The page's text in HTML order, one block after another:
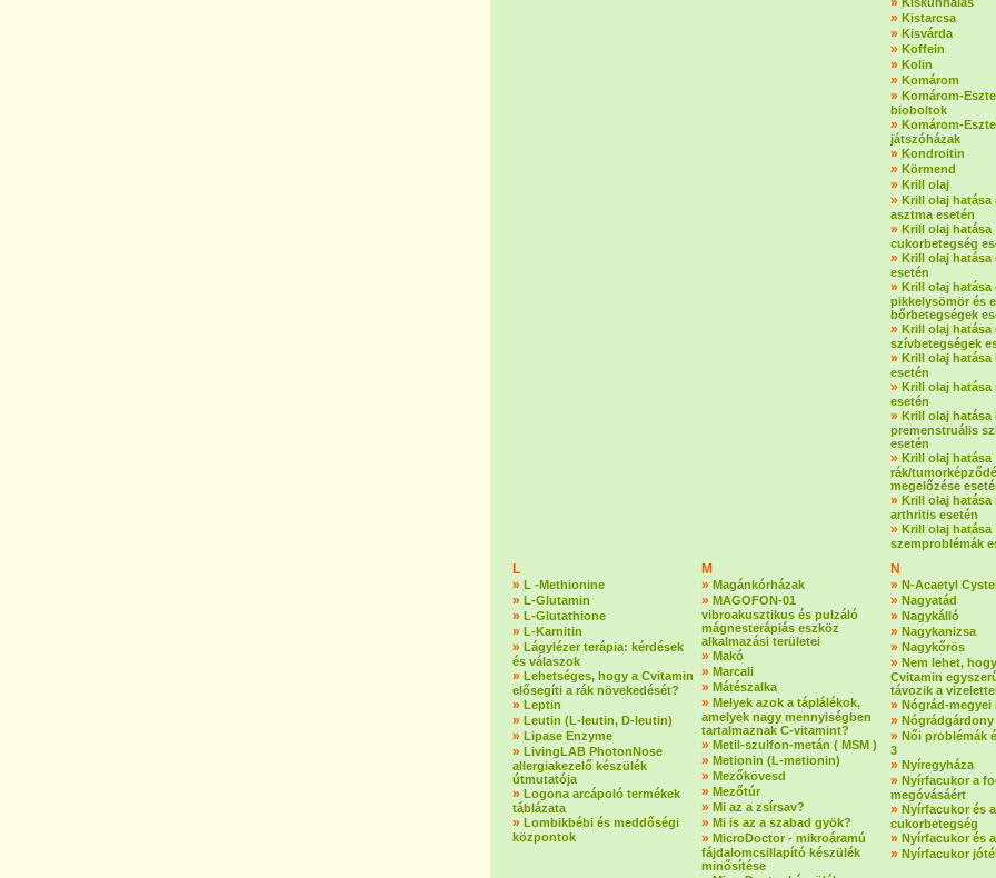
» Kistarcsa
» Kisvárda
» Koffein
» Kolin
» Komárom
» Komárom-
bioboltok
» Komárom-
játszóházak
» Kondroitin
» Körmend
» Krill olaj
» Krill olaj hatása
asztma esetén
» Krill olaj hatása
cukorbetegség
» Krill olaj hatása
esetén
» Krill olaj hatása
pikkelysömör és
bőrbetegségek
» Krill olaj hatása
szívbetegségek
» Krill olaj hatása
esetén
» Krill olaj hatása
esetén
» Krill olaj hatása
premenstruális
esetén
» Krill olaj hatása
rák/
megelőzése
» Krill olaj hatása
arthritis esetén
» Krill olaj hatása
szemproblémák
L
» L -Methionine
» L-Glutamin
» L-Glutathione
» L-Karnitin
» Lágylézer terápia: kérdések
és válaszok
» Lehetséges, hogy a Cvitamin
elősegíti a rák növekedését?
» Leptin
» Leutin (L-leutin, D-leutin)
» Lipase Enzyme
» LivingLAB PhotonNose
allergiakezelő készülék
útmutatója
» Logona arcápoló termékek
táblázata
» Lombikbébi és meddőségi
központok
M
» Magánkórházak
» MAGOFON-01
vibroakusztikus és pulzáló
mágnesterápiás eszköz
alkalmazási területei
» Makó
» Marcali
» Mátészalka
» Melyek azok a táplálékok,
amelyek nagy mennyiségben
tartalmaznak C-vitamint?
» Metil-szulfon-metán ( MSM )
» Metionin (L-metionin)
» Mezőkövesd
» Mezőtúr
» Mi az a zsírsav?
» Mi is az a szabad gyök?
» MicroDoctor - mikroáramú
fájdalomcsillapító készülék
minősítése
N
» N-Acaetyl
» Nagyatád
» Nagykálló
» Nagykanizsa
» Nagykőrös
» Nem lehet,
Cvitamin
távozik a
» Nógrád-
» Nógrádgárdony
» Női problémák
3
» Nyíregyháza
» Nyírfacukor a
megóvásáért
» Nyírfacukor és a
cukorbetegség
» Nyírfacukor és
» Nyírfacukor